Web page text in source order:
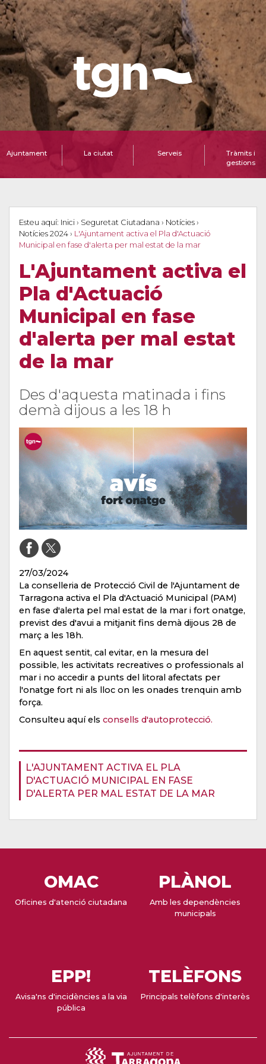
Ajuntament La ciutat Serveis
Tràmits i
gestions
Esteu aquí: Inici › Seguretat Ciutadana › Notícies ›
Notícies 2024 › L'Ajuntament activa el Pla d'Actuació
Municipal en fase d'alerta per mal estat de la mar
L'Ajuntament activa el
Pla d'Actuació
Municipal en fase
d'alerta per mal estat
de la mar
L'AJUNTAMENT ACTIVA EL PLA
D'ACTUACIÓ MUNICIPAL EN FASE
D'ALERTA PER MAL ESTAT DE LA MAR
Des d'aquesta matinada i fins
demà dijous a les 18 h
27/03/2024
La conselleria de Protecció Civil de l'Ajuntament de
Tarragona activa el Pla d'Actuació Municipal (PAM)
en fase d'alerta pel mal estat de la mar i fort onatge,
previst des d'avui a mitjanit fins demà dijous 28 de
març a les 18h.
En aquest sentit, cal evitar, en la mesura del
possible, les activitats recreatives o professionals al
mar i no accedir a punts del litoral afectats per
l'onatge fort ni als lloc on les onades trenquin amb
força.
Consulteu aquí els consells d'autoprotecció.
OMAC
Oficines d'atenció ciutadana
PLÀNOL
Amb les dependències
municipals
EPP!
Avisa'ns d'incidències a la via
pública
TELÈFONS
Principals telèfons d'interès